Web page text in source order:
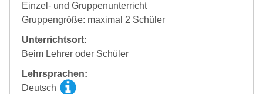
Einzel- und Gruppenunterricht
Gruppengröße: maximal 2 Schüler
Unterrichtsort:
Beim Lehrer oder Schüler
Lehrsprachen:
Deutsch